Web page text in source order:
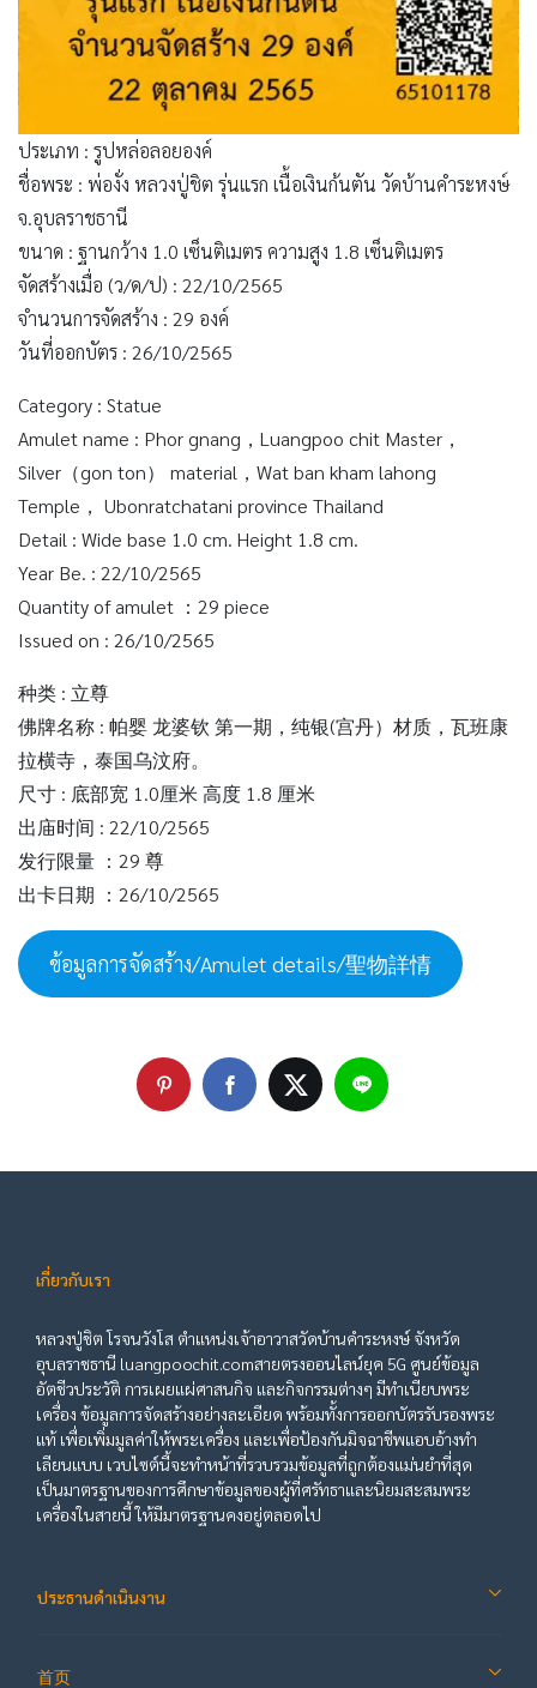
ประเภท : รูปหล่อลอยองค์
ชื่อพระ : พ่องั่ง หลวงปู่ชิต รุ่นแรก เนื้อเงินก้นตัน วัดบ้านคำระหงษ์
จ.อุบลราชธานี
ขนาด : ฐานกว้าง 1.0 เซ็นติเมตร ความสูง 1.8 เซ็นติเมตร
จัดสร้างเมื่อ (ว/ด/ป) : 22/10/2565
จำนวนการจัดสร้าง : 29 องค์
วันที่ออกบัตร : 26/10/2565
Category : Statue
Amulet name : Phor gnang，Luangpoo chit Master，
Silver（gon ton） material，Wat ban kham lahong
Temple， Ubonratchatani province Thailand
Detail : Wide base 1.0 cm. Height 1.8 cm.
Year Be. : 22/10/2565
Quantity of amulet ：29 piece
Issued on : 26/10/2565
种类 : 立尊
佛牌名称 : 帕婴 龙婆钦 第一期，纯银(宫丹）材质，瓦班康
拉横寺，泰国乌汶府。
尺寸 : 底部宽 1.0厘米 高度 1.8 厘米
出庙时间 : 22/10/2565
发行限量 ：29 尊
出卡日期 ：26/10/2565
ข้อมูลการจัดสร้าง/Amulet details/聖物詳情
เกี่ยวกับเรา
หลวงปู่ชิต โรจนวังโส ตำแหน่งเจ้าอาวาสวัดบ้านคำระหงษ์ จังหวัด
อุบลราชธานี luangpoochit.comสายตรงออนไลน์ยุค 5G ศูนย์ข้อมูล
อัตชีวประวัติ การเผยแผ่ศาสนกิจ และกิจกรรมต่างๆ มีทำเนียบพระ
เครื่อง ข้อมูลการจัดสร้างอย่างละเอียด พร้อมทั้งการออกบัตรรับรองพระ
แท้ เพื่อเพิ่มมูลค่าให้พระเครื่อง และเพื่อป้องกันมิจฉาชีพแอบอ้างทำ
เลียนแบบ เวบไซต์นี้จะทำหน้าที่รวบรวมข้อมูลที่ถูกต้องแม่นยำที่สุด
เป็นมาตรฐานของการศึกษาข้อมูลของผู้ที่ศรัทธาและนิยมสะสมพระ
เครื่องในสายนี้ ให้มีมาตรฐานคงอยู่ตลอดไป
ประธานดำเนินงาน
首页